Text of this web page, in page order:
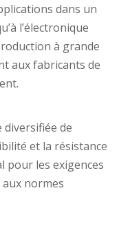
dans un
l’électronique
à grande
aux fabricants de
diversifiée de
et la résistance
pour les exigences
normes